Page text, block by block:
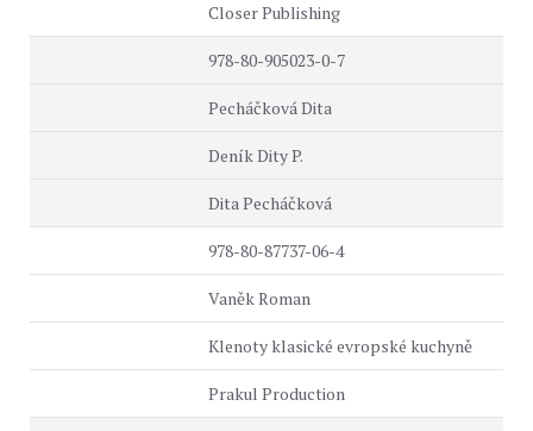
Closer Publishing
978-80-905023-0-7
Pecháčková Dita
Deník Dity P.
Dita Pecháčková
978-80-87737-06-4
Vaněk Roman
Klenoty klasické evropské kuchyně
Prakul Production